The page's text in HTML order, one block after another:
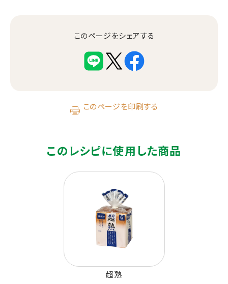
このページをシェアする
このページを印刷する
このレシピに使用した商品
超熟